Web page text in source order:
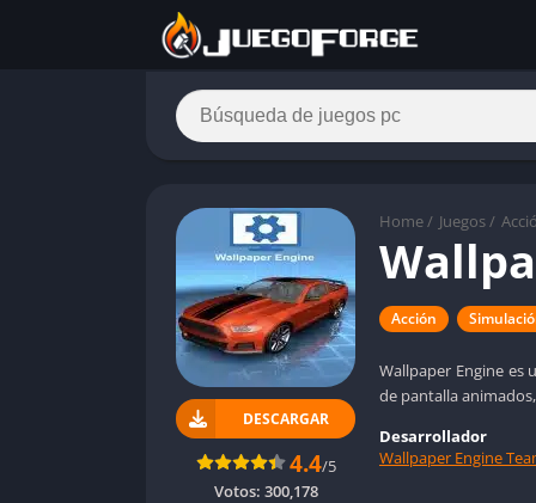
Home / Juegos /
Acción
Wallpaper Engine es
de pantalla
DESCARGAR
4.4/5
Votos: 300,178
Desarrollador
Wallpaper Engine